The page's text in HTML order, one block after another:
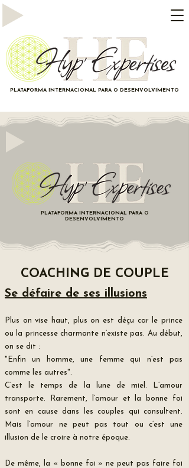
PLATAFORMA INTERNACIONAL PARA O DESENVOLVIMENTO
PLATAFORMA INTERNACIONAL PARA O
DESENVOLVIMENTO
COACHING DE COUPLE
Se défaire de ses illusions
Plus on vise haut, plus on est déçu car le prince
ou la princesse charmante n’existe pas. Au début,
on se dit :
"Enfin un homme, une femme qui n’est pas
comme les autres".
C’est le temps de la lune de miel. L’amour
transporte. Rarement, l’amour et la bonne foi
sont en cause dans les couples qui consultent.
Mais l’amour ne peut pas tout ou c’est une
illusion de le croire à notre époque.
De même, la « bonne foi » ne peut pas faire foi